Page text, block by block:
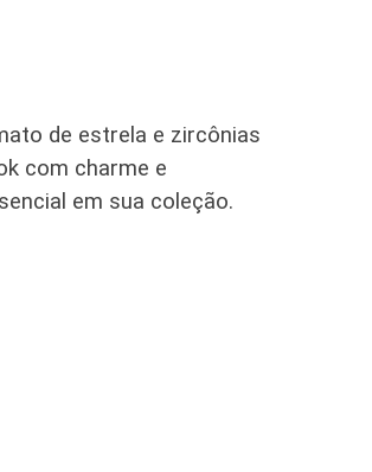
de estrela e zircônias
com charme e
em sua coleção.